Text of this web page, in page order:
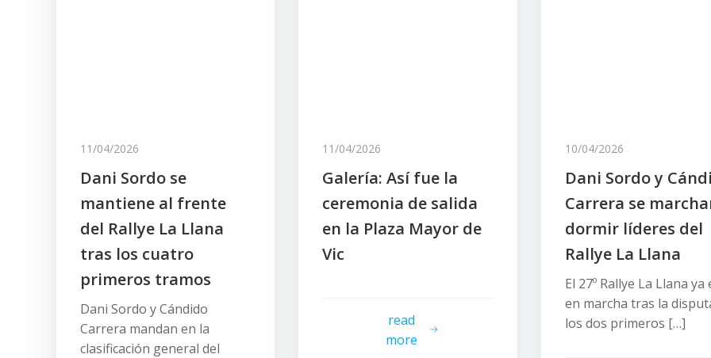
11/04/2026
Dani Sordo se
mantiene al frente
del Rallye La Llana
tras los cuatro
primeros tramos
Dani Sordo y Cándido
Carrera mandan en la
clasificación general del
11/04/2026
Galería: Así fue la
ceremonia de salida
en la Plaza Mayor de
Vic
read
more
10/04/2026
Dani Sordo y
Carrera se
dormir líderes del
Rallye La Llana
El 27º Rallye La Llana ya
en marcha tras la
los dos primeros […]